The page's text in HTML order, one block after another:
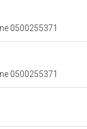
0500255371
0500255371